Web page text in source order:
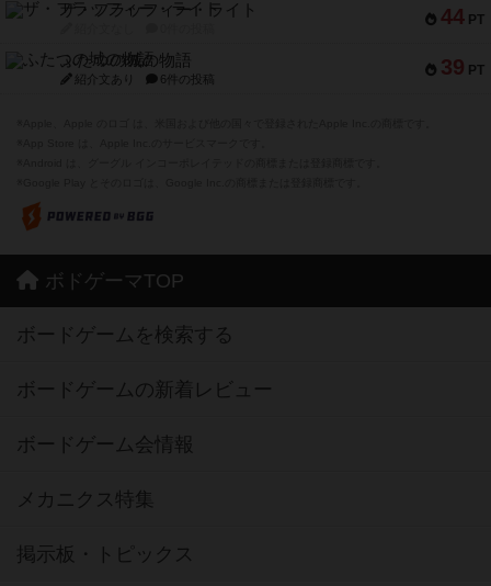
44 PT
ザ・フラッフィー・ライト
39 PT
ふたつの城の物語
紹介文あり 6件の投稿
ボドゲーマTOP
ボードゲームを検索する
ボードゲームの新着レビュー
ボードゲーム会情報
メカニクス特集
掲示板・トピックス